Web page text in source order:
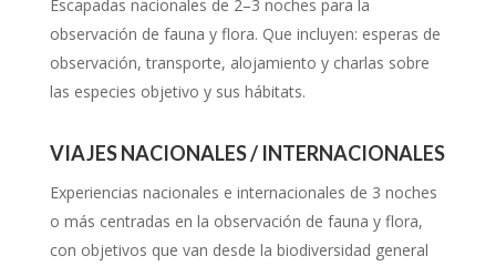
Escapadas nacionales de 2–3 noches para la
observación de fauna y flora. Que incluyen: esperas de
observación, transporte, alojamiento y charlas sobre
las especies objetivo y sus hábitats.
VIAJES NACIONALES / INTERNACIONALES
Experiencias nacionales e internacionales de 3 noches
o más centradas en la observación de fauna y flora,
con objetivos que van desde la biodiversidad general